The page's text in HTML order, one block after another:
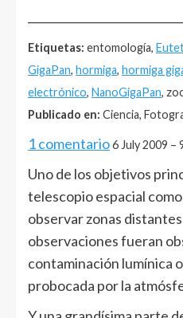
Etiquetas: entomología,
GigaPan, hormiga, hormiga
electrónico, NanoGigaPan,
Publicado en: Ciencia,
1 comentario6 July 2009 –
Uno de los objetivos
telescopio espacial
observar zonas
observaciones fueran
contaminación lumínica
probocada por la